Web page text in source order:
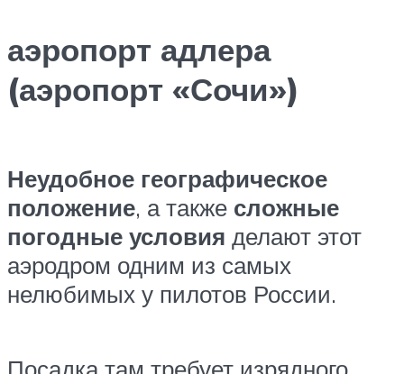
аэропорт адлера
(аэропорт «Сочи»)
Неудобное географическое
положение, а также сложные
погодные условия делают этот
аэродром одним из самых
нелюбимых у пилотов России.